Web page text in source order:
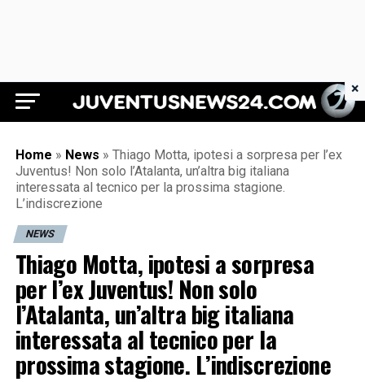
Juventus News 24
Home » News » Thiago Motta, ipotesi a sorpresa per l’ex
Juventus! Non solo l’Atalanta, un’altra big italiana
interessata al tecnico per la prossima stagione.
L’indiscrezione
NEWS
Thiago Motta, ipotesi a sorpresa
per l’ex Juventus! Non solo
l’Atalanta, un’altra big italiana
interessata al tecnico per la
prossima stagione. L’indiscrezione
×